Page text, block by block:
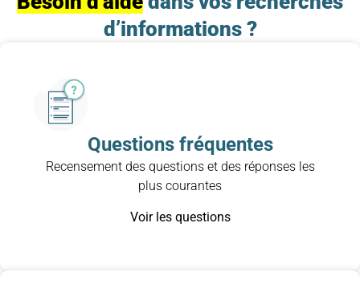
d’informations ?
Questions fréquentes
Recensement des questions et des réponses les
plus courantes
Voir les questions